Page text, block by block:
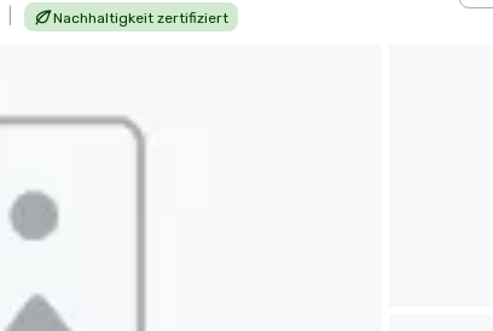
Nachhaltigkeit zertifiziert